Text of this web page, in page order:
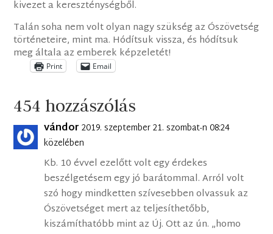
kivezet a kereszténységből.
Talán soha nem volt olyan nagy szükség az Ószövetség
történeteire, mint ma. Hódítsuk vissza, és hódítsuk
meg általa az emberek képzeletét!
Print Email
454 hozzászólás
vándor 2019. szeptember 21. szombat-n 08:24
közelében
Kb. 10 évvel ezelőtt volt egy érdekes
beszélgetésem egy jó barátommal. Arról volt
szó hogy mindketten szívesebben olvassuk az
Ószövetséget mert az teljesíthetőbb,
kiszámíthatóbb mint az Új. Ott az ún. „homo